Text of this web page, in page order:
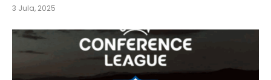
3 Jula, 2025